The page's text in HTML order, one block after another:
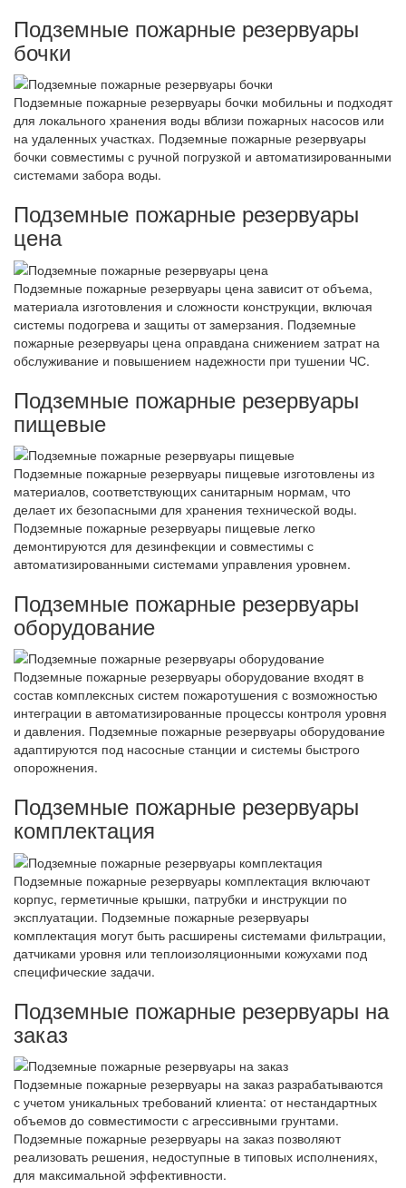
Подземные пожарные резервуары
бочки
Подземные пожарные резервуары бочки мобильны и подходят
для локального хранения воды вблизи пожарных насосов или
на удаленных участках. Подземные пожарные резервуары
бочки совместимы с ручной погрузкой и автоматизированными
системами забора воды.
Подземные пожарные резервуары
цена
Подземные пожарные резервуары цена зависит от объема,
материала изготовления и сложности конструкции, включая
системы подогрева и защиты от замерзания. Подземные
пожарные резервуары цена оправдана снижением затрат на
обслуживание и повышением надежности при тушении ЧС.
Подземные пожарные резервуары
пищевые
Подземные пожарные резервуары пищевые изготовлены из
материалов, соответствующих санитарным нормам, что
делает их безопасными для хранения технической воды.
Подземные пожарные резервуары пищевые легко
демонтируются для дезинфекции и совместимы с
автоматизированными системами управления уровнем.
Подземные пожарные резервуары
оборудование
Подземные пожарные резервуары оборудование входят в
состав комплексных систем пожаротушения с возможностью
интеграции в автоматизированные процессы контроля уровня
и давления. Подземные пожарные резервуары оборудование
адаптируются под насосные станции и системы быстрого
опорожнения.
Подземные пожарные резервуары
комплектация
Подземные пожарные резервуары комплектация включают
корпус, герметичные крышки, патрубки и инструкции по
эксплуатации. Подземные пожарные резервуары
комплектация могут быть расширены системами фильтрации,
датчиками уровня или теплоизоляционными кожухами под
специфические задачи.
Подземные пожарные резервуары на
заказ
Подземные пожарные резервуары на заказ разрабатываются
с учетом уникальных требований клиента: от нестандартных
объемов до совместимости с агрессивными грунтами.
Подземные пожарные резервуары на заказ позволяют
реализовать решения, недоступные в типовых исполнениях,
для максимальной эффективности.